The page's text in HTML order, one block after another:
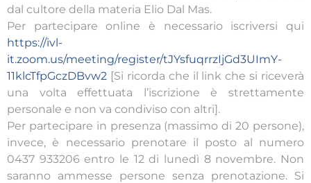
dal cultore della materia Elio Dal Mas.
Per partecipare online è necessario iscriversi qui
https://ivl-
it.zoom.us/meeting/register/tJYsfuqrrzIjGd3UImY-
11klcTfpGczDBvw2 [Si ricorda che il link che si riceverà
una volta effettuata l’iscrizione è strettamente
personale e non va condiviso con altri].
Per partecipare in presenza (massimo di 20 persone),
invece, è necessario prenotare il posto al numero
0437 933206 entro le 12 di lunedì 8 novembre. Non
saranno ammesse persone senza prenotazione. Si